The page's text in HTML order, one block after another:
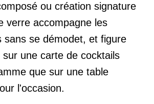
ou création signature
verre accompagne les
sans se démodet, et figure
sur une carte de cocktails
que sur une table
l'occasion.